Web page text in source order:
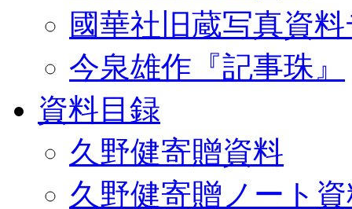
國華社旧蔵写真資
今泉雄作『記事珠』
資料目録
久野健寄贈資料
久野健寄贈ノート